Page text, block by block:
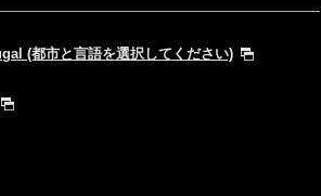
(都市と言語を選択してください)